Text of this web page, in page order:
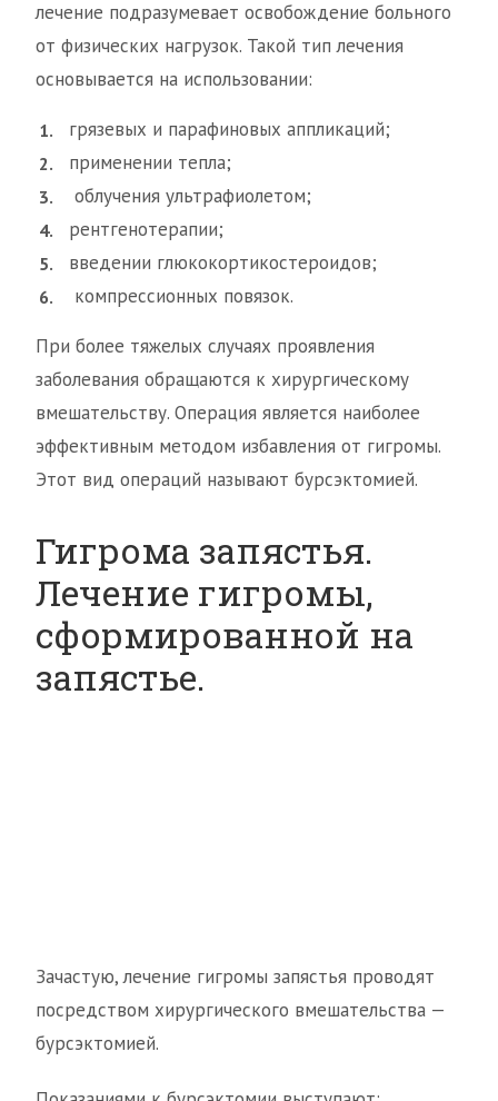
лечение подразумевает освобождение больного
от физических нагрузок. Такой тип лечения
основывается на использовании:
грязевых и парафиновых аппликаций;
применении тепла;
​ облучения ультрафиолетом;
рентгенотерапии;
введении глюкокортикостероидов;
​ компрессионных повязок.
При более тяжелых случаях проявления
заболевания обращаются к хирургическому
вмешательству. Операция является наиболее
эффективным методом избавления от гигромы.
Этот вид операций называют бурсэктомией.
Гигрома запястья.
Лечение гигромы,
сформированной на
запястье.
Зачастую, лечение гигромы запястья проводят
посредством хирургического вмешательства —
бурсэктомией.